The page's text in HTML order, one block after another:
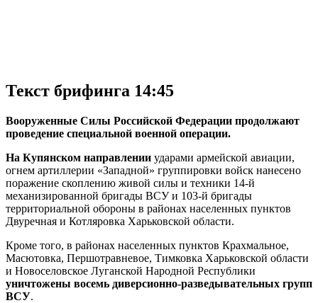
Текст брифинга 14:45
Вооруженные Силы Российской Федерации продолжают
проведение специальной военной операции.
На Купянском направлении ударами армейской авиации,
огнем артиллерии «Западной» группировки войск нанесено
поражение скоплению живой силы и техники 14-й
механизированной бригады ВСУ и 103-й бригады
территориальной обороны в районах населенных пунктов
Двуречная и Котляровка Харьковской области.
Кроме того, в районах населенных пунктов Крахмальное,
Масютовка, Першотравневое, Тимковка Харьковской области
и Новоселовское Луганской Народной Республики
уничтожены восемь диверсионно-разведывательных групп
ВСУ.